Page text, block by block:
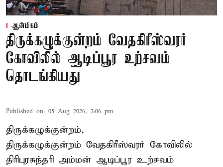
ஆன்மிகம்
திருக்கழுக்குன்றம் வேதகிரீஸ்வரர்
கோவிலில் ஆடிப்பூர உற்சவம்
தொடங்கியது
Published on: 05 Aug 2026, 2:06 pm
திருக்கழுக்குன்றம்,
திருக்கழுக்குன்றம் வேதகிரீஸ்வரர் கோவிலில்
திரிபுரசுந்தரி அம்மன் ஆடிப்பூர உற்சவம்